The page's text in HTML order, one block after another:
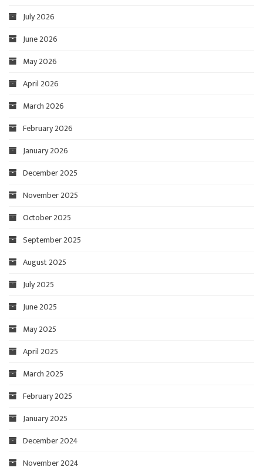
July 2026
June 2026
May 2026
April 2026
March 2026
February 2026
January 2026
December 2025
November 2025
October 2025
September 2025
August 2025
July 2025
June 2025
May 2025
April 2025
March 2025
February 2025
January 2025
December 2024
November 2024